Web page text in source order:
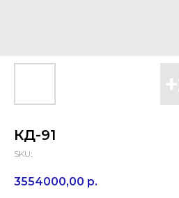
КД-91
SKU:
3554000,00 р.